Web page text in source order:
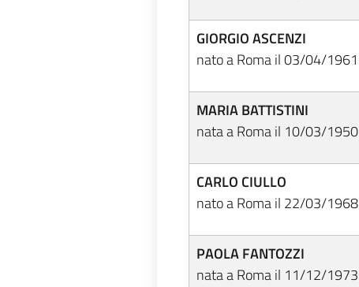
GIORGIO ASCENZI
nato a Roma il 03/04/1961
MARIA BATTISTINI
nata a Roma il 10/03/1950
CARLO CIULLO
nato a Roma il 22/03/1968
PAOLA FANTOZZI
nata a Roma il 11/12/1973